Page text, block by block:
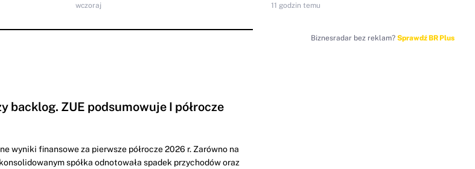
wczoraj 11 godzin temu
backlog. ZUE podsumowuje I półrocze
wyniki finansowe za pierwsze półrocze 2026 r. Zarówno na
spółka odnotowała spadek przychodów oraz
Biznesradar bez reklam? Sprawdź BR Plus